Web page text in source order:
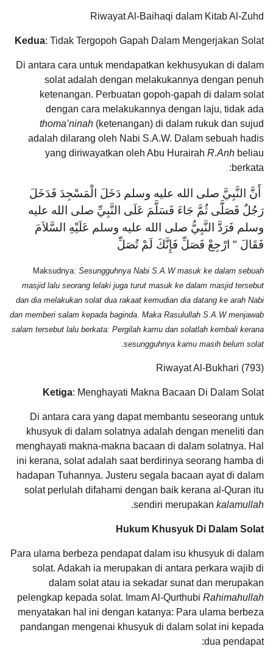
Riwayat Al-Baihaqi dalam Kitab Al-Zuhd
Kedua: Tidak Tergopoh Gapah Dalam Mengerjakan Solat
Di antara cara untuk mendapatkan kekhusyukan di dalam
solat adalah dengan melakukannya dengan penuh
ketenangan. Perbuatan gopoh-gapah di dalam solat
dengan cara melakukannya dengan laju, tidak ada
thoma’ninah (ketenangan) di dalam rukuk dan sujud
adalah dilarang oleh Nabi S.A.W. Dalam sebuah hadis
yang diriwayatkan oleh Abu Hurairah R.Anh beliau
berkata:
أَنَّ النَّبِيَّ صلى الله عليه وسلم دَخَلَ الْمَسْجِدَ فَدَخَلَ
رَجُلٌ فَصَلَّى ثُمَّ جَاءَ فَسَلَّمَ عَلَى النَّبِيِّ صلى الله عليه
وسلم فَرَدَّ النَّبِيُّ صلى الله عليه وسلم عَلَيْهِ السَّلاَمَ
فَقَالَ ‏"‏ ارْجِعْ فَصَلِّ فَإِنَّكَ لَمْ تُصَلِّ
Maksudnya: Sesungguhnya Nabi S.A.W masuk ke dalam sebuah
masjid lalu seorang lelaki juga turut masuk ke dalam masjid tersebut
dan dia melakukan solat dua rakaat kemudian dia datang ke arah Nabi
dan memberi salam kepada baginda. Maka Rasulullah S.A.W menjawab
salam tersebut lalu berkata: Pergilah kamu dan solatlah kembali kerana
sesungguhnya kamu masih belum solat
.
Riwayat Al-Bukhari (793)
Ketiga: Menghayati Makna Bacaan Di Dalam Solat
Di antara cara yang dapat membantu seseorang untuk
khusyuk di dalam solatnya adalah dengan meneliti dan
menghayati makna-makna bacaan di dalam solatnya. Hal
ini kerana, solat adalah saat berdirinya seorang hamba di
hadapan Tuhannya. Justeru segala bacaan ayat di dalam
solat perlulah difahami dengan baik kerana al-Quran itu
sendiri merupakan kalamullah
.
Hukum Khusyuk Di Dalam Solat
Para ulama berbeza pendapat dalam isu khusyuk di dalam
solat. Adakah ia merupakan di antara perkara wajib di
dalam solat atau ia sekadar sunat dan merupakan
pelengkap kepada solat. Imam Al-Qurthubi Rahimahullah
menyatakan hal ini dengan katanya: Para ulama berbeza
pandangan mengenai khusyuk di dalam solat ini kepada
dua pendapat: